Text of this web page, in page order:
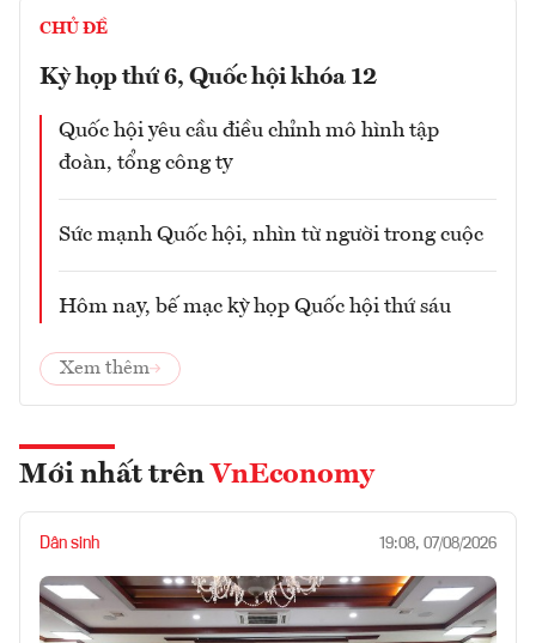
CHỦ ĐỀ
Kỳ họp thứ 6, Quốc hội khóa 12
Quốc hội yêu cầu điều chỉnh mô hình tập
đoàn, tổng công ty
Sức mạnh Quốc hội, nhìn từ người trong cuộc
Hôm nay, bế mạc kỳ họp Quốc hội thứ sáu
Xem thêm
Mới nhất trên VnEconomy
Dân sinh 19:08, 07/08/2026